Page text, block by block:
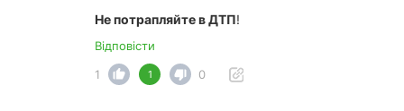
Не потрапляйте в ДТП!
Відповісти
1
1 0